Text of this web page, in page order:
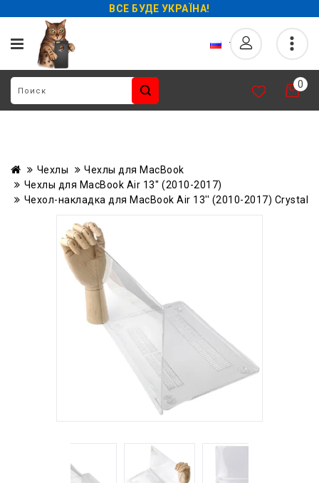
ВСЕ БУДЕ УКРАЇНА!
0
Чехлы
Чехлы для MacBook
Чехлы для MacBook Air 13'' (2010-2017)
Чехол-накладка для MacBook Air 13'' (2010-2017) Crystal